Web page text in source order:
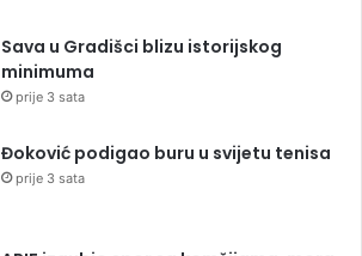
Sava u Gradišci blizu istorijskog
minimuma
prije 3 sata
Đoković podigao buru u svijetu tenisa
prije 3 sata